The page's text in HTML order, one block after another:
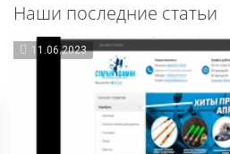
Наши последние статьи
11.06.2023